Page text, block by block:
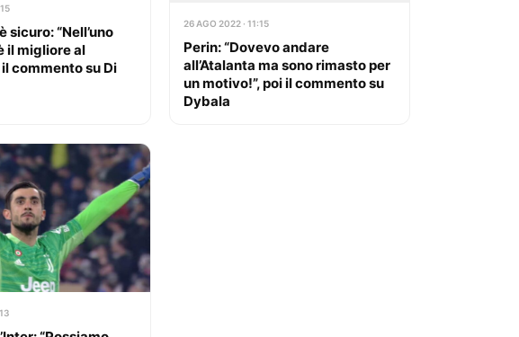
sicuro: “Nell’uno
il migliore al
il commento su Di
26 AGO 2022 · 11:15
Perin: “Dovevo andare
all’Atalanta ma sono rimasto per
un motivo!”, poi il commento su
Dybala